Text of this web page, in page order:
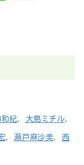
和紀, 大島ミチル,
, 瀬戸麻沙美, 西